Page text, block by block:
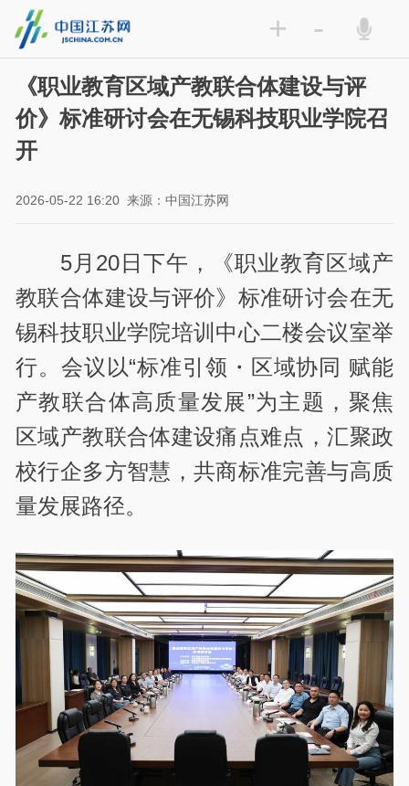
+ -
《职业教育区域产教联合体建设与评
价》标准研讨会在无锡科技职业学院召
开
2026-05-22 16:20 来源：中国江苏网
5月20日下午，《职业教育区域产
教联合体建设与评价》标准研讨会在无
锡科技职业学院培训中心二楼会议室举
行。会议以“标准引领・区域协同 赋能
产教联合体高质量发展”为主题，聚焦
区域产教联合体建设痛点难点，汇聚政
校行企多方智慧，共商标准完善与高质
量发展路径。